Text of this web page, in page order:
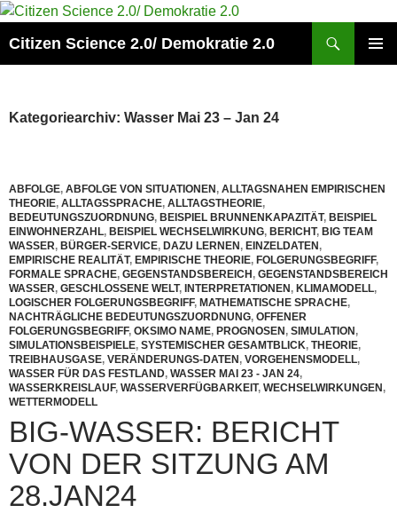
Zum
springen
Citizen Science 2.0/ Demokratie 2.0
Kategoriearchiv: Wasser Mai 23 – Jan 24
ABFOLGE, ABFOLGE VON SITUATIONEN, ALLTAGSNAHEN EMPIRISCHEN
THEORIE, ALLTAGSSPRACHE, ALLTAGSTHEORIE,
BEDEUTUNGSZUORDNUNG, BEISPIEL BRUNNENKAPAZITÄT, BEISPIEL
EINWOHNERZAHL, BEISPIEL WECHSELWIRKUNG, BERICHT, BIG TEAM
WASSER, BÜRGER-SERVICE, DAZU LERNEN, EINZELDATEN,
EMPIRISCHE REALITÄT, EMPIRISCHE THEORIE, FOLGERUNGSBEGRIFF,
FORMALE SPRACHE, GEGENSTANDSBEREICH, GEGENSTANDSBEREICH
WASSER, GESCHLOSSENE WELT, INTERPRETATIONEN, KLIMAMODELL,
LOGISCHER FOLGERUNGSBEGRIFF, MATHEMATISCHE SPRACHE,
NACHTRÄGLICHE BEDEUTUNGSZUORDNUNG, OFFENER
FOLGERUNGSBEGRIFF, OKSIMO NAME, PROGNOSEN, SIMULATION,
SIMULATIONSBEISPIELE, SYSTEMISCHER GESAMTBLICK, THEORIE,
TREIBHAUSGASE, VERÄNDERUNGS-DATEN, VORGEHENSMODELL,
WASSER FÜR DAS FESTLAND, WASSER MAI 23 - JAN 24,
WASSERKREISLAUF, WASSERVERFÜGBARKEIT, WECHSELWIRKUNGEN,
WETTERMODELL
BIG-WASSER: BERICHT
VON DER SITZUNG AM
28.JAN24